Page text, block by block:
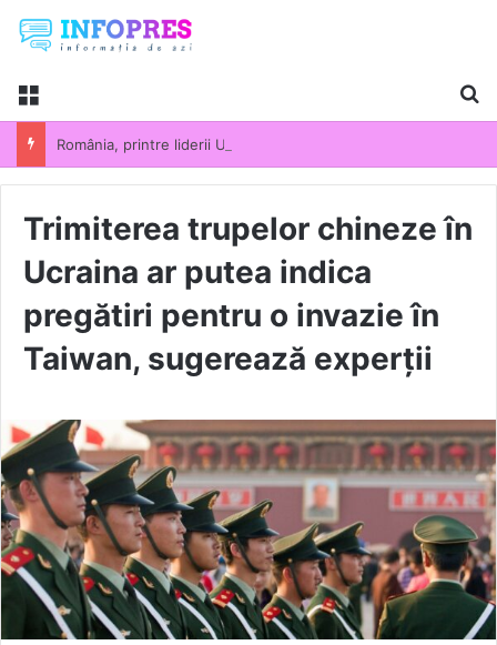
Menu
Trimiterea trupelor chineze în
Ucraina ar putea indica
pregătiri pentru o invazie în
Taiwan, sugerează experții